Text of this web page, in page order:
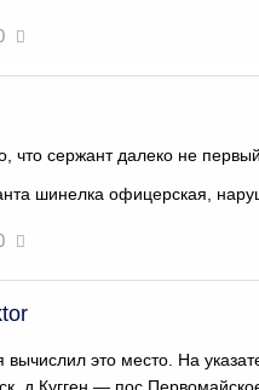
что сержант далеко не
шинелка офицерская,
вычислил это место. На